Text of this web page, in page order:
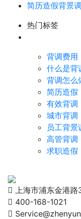
简历造假背景
热门标签
背调费用
什么是背
背调怎么
简历造假
有效背调
城市背调
员工背景
高管背调
求职造假
上海市浦东金港
400-168-1021